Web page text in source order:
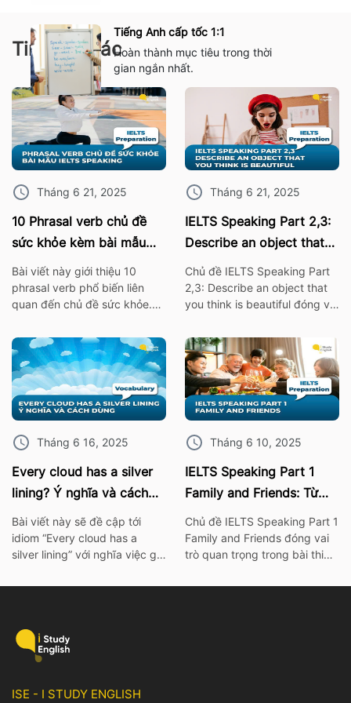
Tiếng Anh cấp tốc 1:1
Hoàn thành mục tiêu trong thời
gian ngắn nhất.
Tin tức khác
Tháng 6 21, 2025
10 Phrasal verb chủ đề
sức khỏe kèm bài mẫu
IELTS Speaking
Bài viết này giới thiệu 10
phrasal verb phổ biến liên
quan đến chủ đề sức khỏe.
giúp bạn mở rộng vốn từ
vựng mà còn rất hữu ích khi
áp dụng trong bài thi nói
IELTS Speaking. I. 10 Phrasal
verb chủ đề sức khỏe Burn
out – […]
Tháng 6 21, 2025
IELTS Speaking Part 2,3:
Describe an object that
you think is beautiful
Chủ đề IELTS Speaking Part
2,3: Describe an object that
you think is beautiful đóng vai
IELTS. Vì thế hãy cùng ISE tìm
hiểu các từ vựng thông dụng
nhất, cùng với bài mẫu về chủ
đề này nhé! 1. Bài mẫu IELTS
Speaking Part 2: Describe an
object […]
Tháng 6 16, 2025
Every cloud has a silver
lining? Ý nghĩa và cách
dùng chính xác nhất
Bài viết này sẽ đề cập tới
idiom “Every cloud has a
silver lining” với nghĩa việc gì
có thể mà làm điều gì đó. Để
idiom này, mọi người có thể
tham khảo bài viết […]
Tháng 6 10, 2025
IELTS Speaking Part 1
Family and Friends: Từ
vựng kèm bài mẫu chi tiết
Chủ đề IELTS Speaking Part 1
Family and Friends đóng vai
trò quan trọng trong bài thi
hiểu các từ vựng thông dụng
ISE - I STUDY ENGLISH